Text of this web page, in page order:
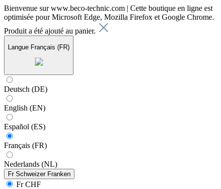
Bienvenue sur www.beco-technic.com | Cette boutique en ligne est
optimisée pour Microsoft Edge, Mozilla Firefox et Google Chrome.
Produit a été ajouté au panier.
Langue Français (FR)
Deutsch (DE)
English (EN)
Español (ES)
Français (FR)
Nederlands (NL)
Fr Schweizer Franken
Fr CHF